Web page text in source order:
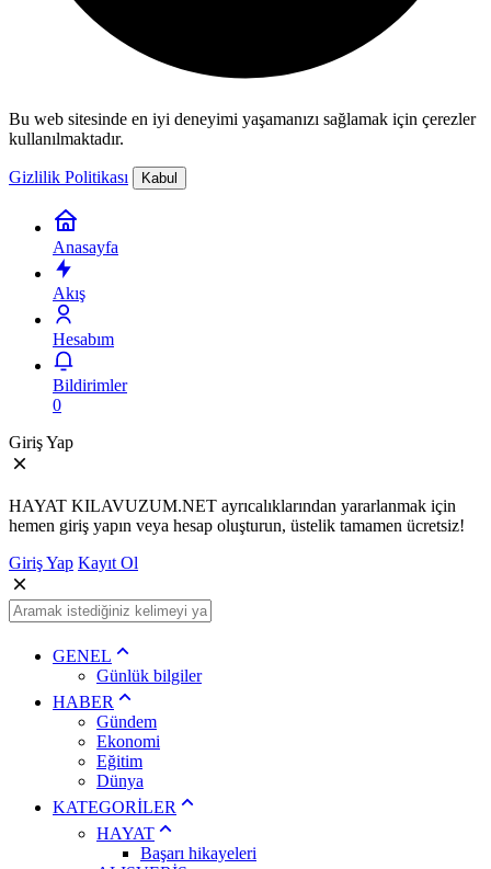
Bu web sitesinde en iyi deneyimi yaşamanızı sağlamak için çerezler
kullanılmaktadır.
Gizlilik Politikası Kabul
Anasayfa
Akış
Hesabım
Bildirimler
0
Giriş Yap
HAYAT KILAVUZUM.NET ayrıcalıklarından yararlanmak için
hemen giriş yapın veya hesap oluşturun, üstelik tamamen ücretsiz!
Giriş Yap Kayıt Ol
GENEL
Günlük bilgiler
HABER
Gündem
Ekonomi
Eğitim
Dünya
KATEGORİLER
HAYAT
Başarı hikayeleri